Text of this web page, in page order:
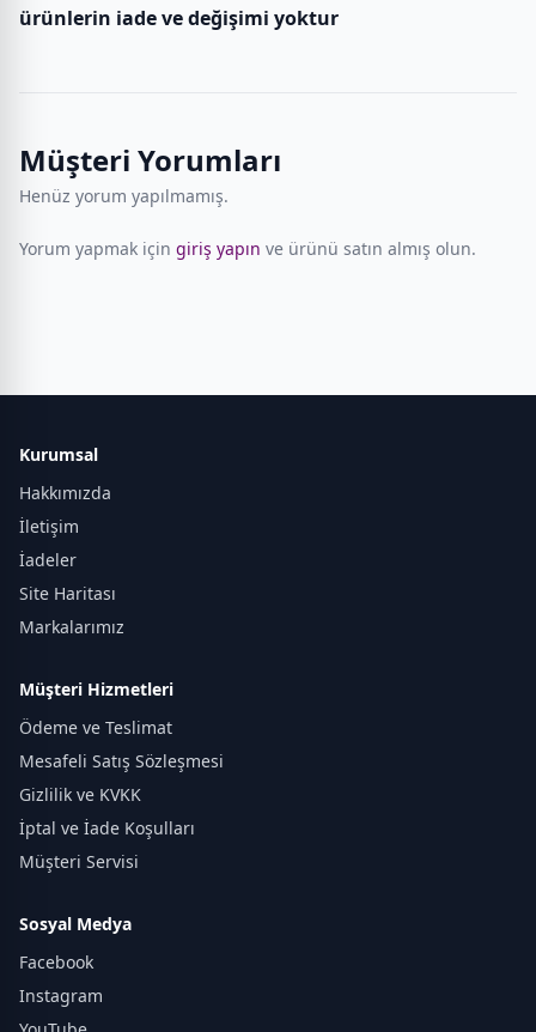
ürünlerin iade ve değişimi yoktur
Müşteri Yorumları
Henüz yorum yapılmamış.
Yorum yapmak için giriş yapın ve ürünü satın almış olun.
Kurumsal
Hakkımızda
İletişim
İadeler
Site Haritası
Markalarımız
Müşteri Hizmetleri
Ödeme ve Teslimat
Mesafeli Satış Sözleşmesi
Gizlilik ve KVKK
İptal ve İade Koşulları
Müşteri Servisi
Sosyal Medya
Facebook
Instagram